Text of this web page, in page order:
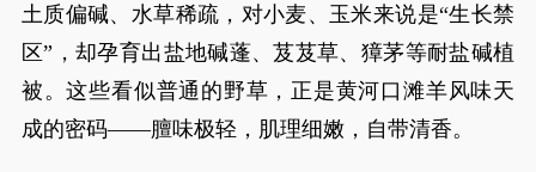
土质偏碱、水草稀疏，对小麦、玉米来说是“生长禁
区”，却孕育出盐地碱蓬、芨芨草、獐茅等耐盐碱植
被。这些看似普通的野草，正是黄河口滩羊风味天
成的密码——膻味极轻，肌理细嫩，自带清香。